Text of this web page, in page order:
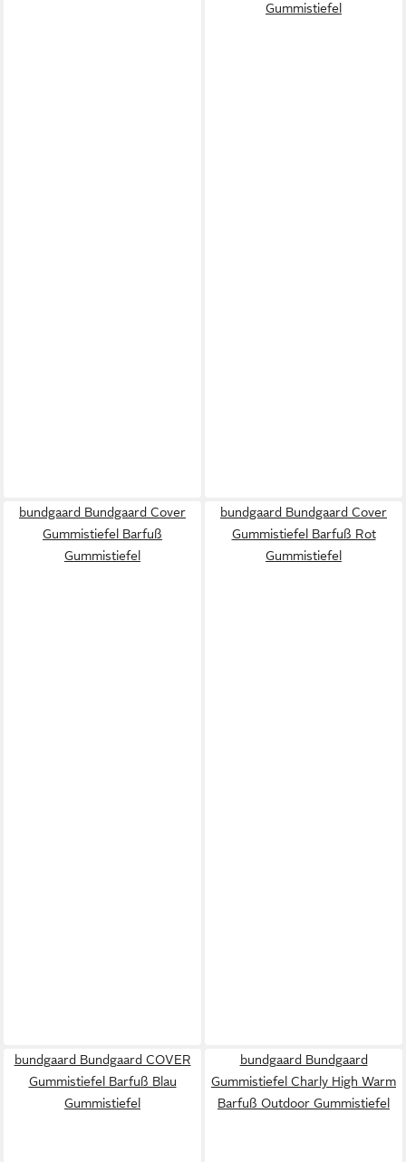
Gummistiefel
bundgaard Bundgaard Cover
Gummistiefel Barfuß
Gummistiefel
bundgaard Bundgaard Cover
Gummistiefel Barfuß Rot
Gummistiefel
bundgaard Bundgaard COVER
Gummistiefel Barfuß Blau
Gummistiefel
bundgaard Bundgaard
Gummistiefel Charly High Warm
Barfuß Outdoor Gummistiefel